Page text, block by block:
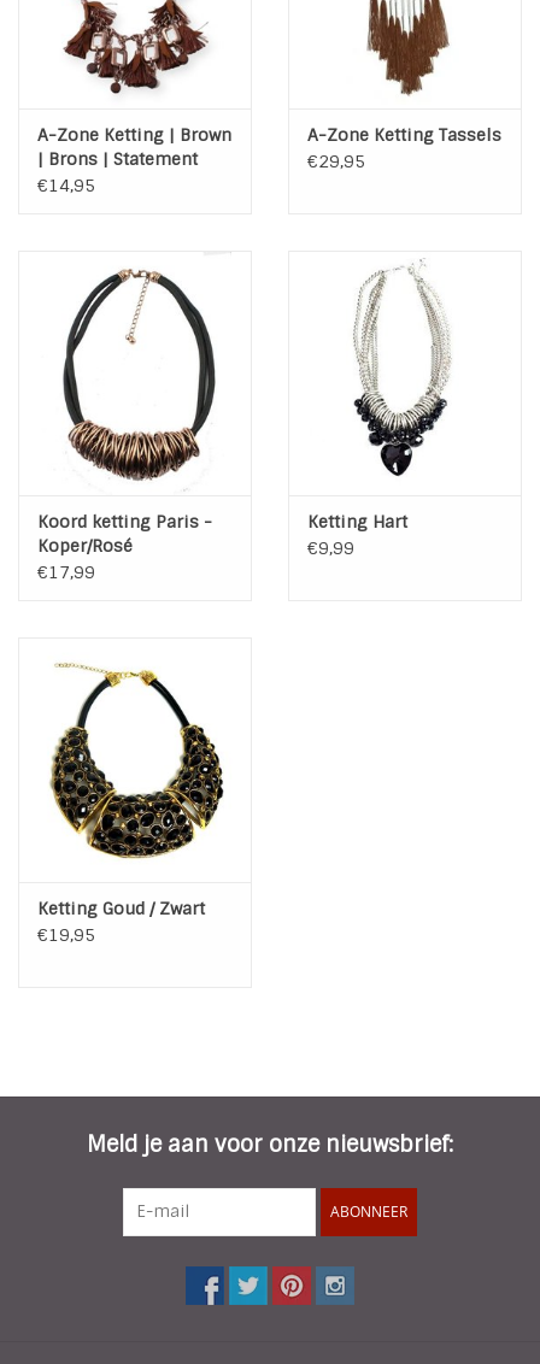
A-Zone Ketting | Brown
| Brons | Statement
€14,95
A-Zone Ketting Tassels
€29,95
Koord ketting Paris -
Koper/Rosé
€17,99
Ketting Hart
€9,99
Ketting Goud / Zwart
€19,95
Meld je aan voor onze nieuwsbrief:
ABONNEER